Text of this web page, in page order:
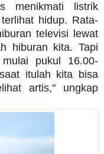
menikmati listrik
hidup. Rata-
televisi lewat
hiburan kita. Tapi
pukul 16.00-
itulah kita bisa
artis," ungkap